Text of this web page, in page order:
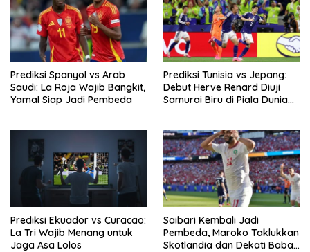
Prediksi Spanyol vs Arab
Saudi: La Roja Wajib Bangkit,
Yamal Siap Jadi Pembeda
Prediksi Tunisia vs Jepang:
Debut Herve Renard Diuji
Samurai Biru di Piala Dunia
Prediksi Ekuador vs Curacao:
La Tri Wajib Menang untuk
Jaga Asa Lolos
Saibari Kembali Jadi
Pembeda, Maroko Taklukkan
Skotlandia dan Dekati Babak